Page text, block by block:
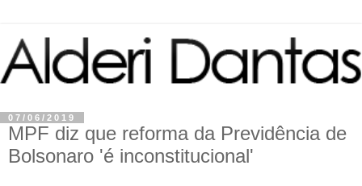
07/06/2019
MPF diz que reforma da Previdência de
Bolsonaro 'é inconstitucional'